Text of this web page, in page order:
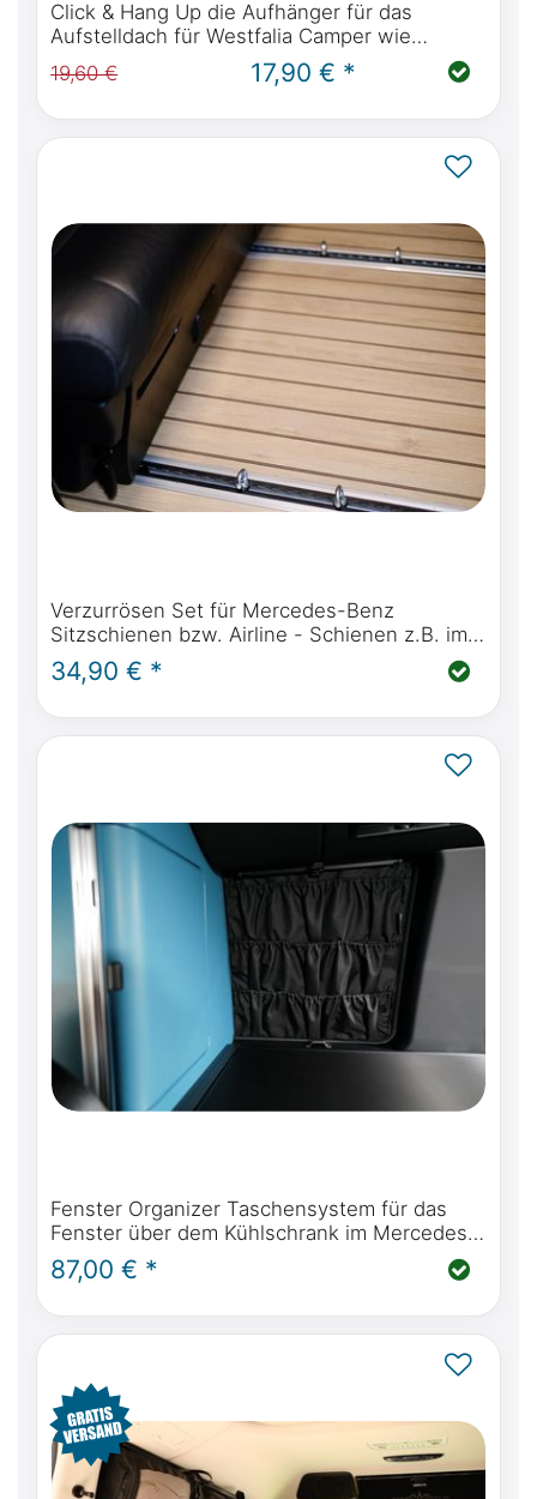
Click & Hang Up die Aufhänger für das
Aufstelldach für Westfalia Camper wie
Mercedes-Benz Marco Polo, Horizon,
Activity, Viano Marco Polo, Ford Nugget
19,60 € 17,90 € *
Verzurrösen Set für Mercedes-Benz
Sitzschienen bzw. Airline - Schienen z.B. im
Marco Polo, Horizon, Activity, V Klasse oder
Vito
34,90 € *
Fenster Organizer Taschensystem für das
Fenster über dem Kühlschrank im Mercedes-
Benz Marco Polo W447 & Viano Marco Polo
W639
87,00 € *